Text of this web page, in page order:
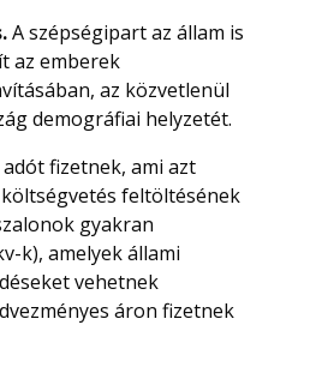
A szépségipart az állam is
az emberek
az közvetlenül
demográfiai helyzetét.
fizetnek, ami azt
feltöltésének
gyakran
k), amelyek állami
vehetnek
áron fizetnek